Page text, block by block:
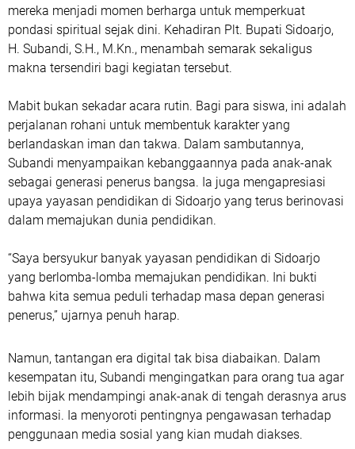
mereka menjadi momen berharga untuk memperkuat
pondasi spiritual sejak dini. Kehadiran Plt. Bupati Sidoarjo,
H. Subandi, S.H., M.Kn., menambah semarak sekaligus
makna tersendiri bagi kegiatan tersebut.
Mabit bukan sekadar acara rutin. Bagi para siswa, ini adalah
perjalanan rohani untuk membentuk karakter yang
berlandaskan iman dan takwa. Dalam sambutannya,
Subandi menyampaikan kebanggaannya pada anak-anak
sebagai generasi penerus bangsa. Ia juga mengapresiasi
upaya yayasan pendidikan di Sidoarjo yang terus berinovasi
dalam memajukan dunia pendidikan.
“Saya bersyukur banyak yayasan pendidikan di Sidoarjo
yang berlomba-lomba memajukan pendidikan. Ini bukti
bahwa kita semua peduli terhadap masa depan generasi
penerus,” ujarnya penuh harap.
Namun, tantangan era digital tak bisa diabaikan. Dalam
kesempatan itu, Subandi mengingatkan para orang tua agar
lebih bijak mendampingi anak-anak di tengah derasnya arus
informasi. Ia menyoroti pentingnya pengawasan terhadap
penggunaan media sosial yang kian mudah diakses.